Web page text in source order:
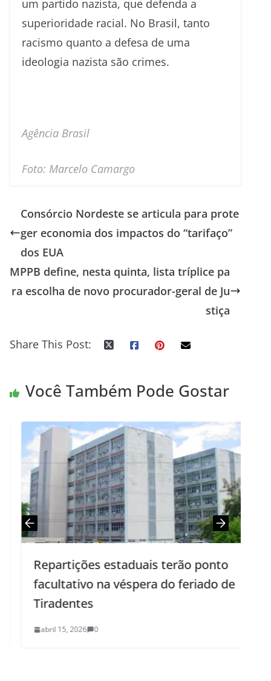
um partido nazista, que defenda a
superioridade racial. No Brasil, tanto
racismo quanto a defesa de uma
ideologia nazista são crimes.
Agência Brasil
Foto: Marcelo Camargo
Consórcio Nordeste se articula para prote
ger economia dos impactos do “tarifaço”
dos EUA
MPPB define, nesta quinta, lista tríplice pa
ra escolha de novo procurador-geral de Ju
stiça
Share This Post:
Você Também Pode Gostar
Repartições estaduais terão ponto
facultativo na véspera do feriado de
Tiradentes
abril 15, 2026 0